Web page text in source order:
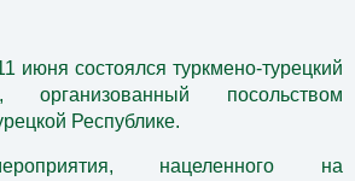
июня состоялся туркмено-турецкий
посольством
Республике.
нацеленного на